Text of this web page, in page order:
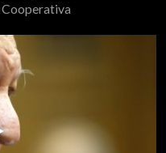
Cooperativa